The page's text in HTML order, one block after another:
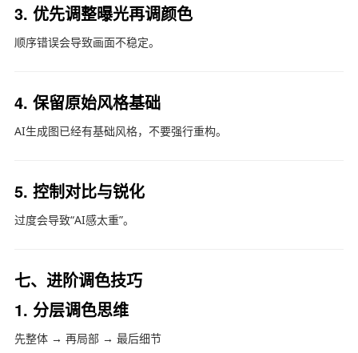
3. 优先调整曝光再调颜色
顺序错误会导致画面不稳定。
4. 保留原始风格基础
AI生成图已经有基础风格，不要强行重构。
5. 控制对比与锐化
过度会导致“AI感太重”。
七、进阶调色技巧
1. 分层调色思维
先整体 → 再局部 → 最后细节